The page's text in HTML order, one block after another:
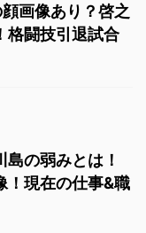
画像あり？啓之
格闘技引退試合
の弱みとは！
！現在の仕事&職